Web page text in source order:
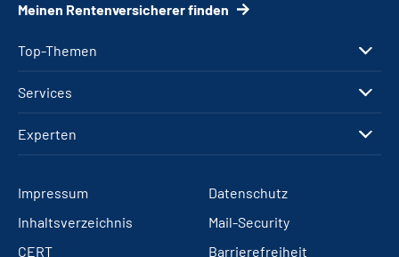
Top-Themen
Services
Experten
Meinen Rentenversicherer finden
Impressum
Datenschutz
Inhaltsverzeichnis
Mail-Security
CERT
Barrierefreiheit